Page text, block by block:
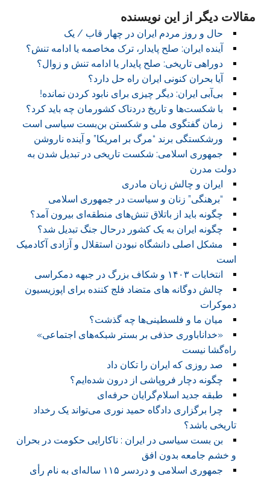
مقالات دیگر از این نویسنده
حال و روز مردم ایران در چهار قاب / یک
آینده ایران: صلح پایدار، ترک مخاصمه یا ادامه تنش؟
دوراهی تاریخی: صلح پایدار یا ادامه تنش و زوال؟
آیا بحران کنونی ایران راه حل دارد؟
بی‌آبی ایران: دیگر چیزی برای نابود کردن نمانده!
با شکست‌ها و تاریخ دردناک کشورمان چه باید کرد؟
زمان گفتگوی ملی و شکستن بن‌بست سیاسی است
ورشکستگی برند “مرگ بر امریکا” و آینده ناروشن
جمهوری اسلامی: شکست تاریخی در تبدیل شدن به
دولت مدرن
ایران و چالش زبان مادری
“برهنگی” زنان و سیاست در جمهوری اسلامی
چگونه باید از باتلاق تنش‌های منطقه‌ای بیرون آمد؟
چگونه ایران به یک کشور درحال جنگ تبدیل شد؟
مشکل اصلی دانشگاه نبودن استقلال و آزادی آکادمیک
است
انتخابات ۱۴۰۳ و شکاف بزرگ در جبهه دمکراسی
چالش دوگانه های متضاد فلج کننده برای اپوزیسیون
دموکرات
میان ما و فلسطینی‌ها چه گذشت‌؟
«خداناباوری حذفی بر بستر شبکه‌های اجتماعی»
راه‌گشا نیست
صد روزی که ایران را تکان داد
چگونه دچار فروپاشی از درون شده‌ایم؟
طبقه جدید اسلام‌گرایان حرفه‌ای
چرا برگزاری دادگاه حمید نوری می‌تواند یک رخداد
تاریخی باشد؟
بن بست سیاسی در ایران : ناکارایی حکومت در بحران
و خشم جامعه بدون افق
جمهوری اسلامی و دردسر ۱۱۵ ساله‌ای به نام رأی